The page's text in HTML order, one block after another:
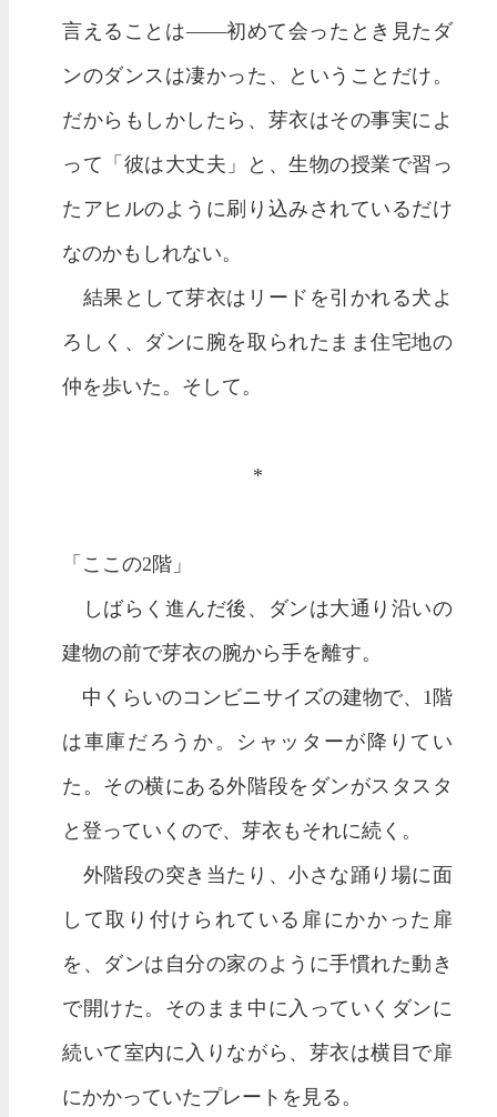
言えることは——初めて会ったとき見たダ
ンのダンスは凄かった、ということだけ。
だからもしかしたら、芽衣はその事実によ
って「彼は大丈夫」と、生物の授業で習っ
たアヒルのように刷り込みされているだけ
なのかもしれない。
結果として芽衣はリードを引かれる犬よ
ろしく、ダンに腕を取られたまま住宅地の
仲を歩いた。そして。
*
「ここの2階」
しばらく進んだ後、ダンは大通り沿いの
建物の前で芽衣の腕から手を離す。
中くらいのコンビニサイズの建物で、1階
は車庫だろうか。シャッターが降りてい
た。その横にある外階段をダンがスタスタ
と登っていくので、芽衣もそれに続く。
外階段の突き当たり、小さな踊り場に面
して取り付けられている扉にかかった扉
を、ダンは自分の家のように手慣れた動き
で開けた。そのまま中に入っていくダンに
続いて室内に入りながら、芽衣は横目で扉
にかかっていたプレートを見る。